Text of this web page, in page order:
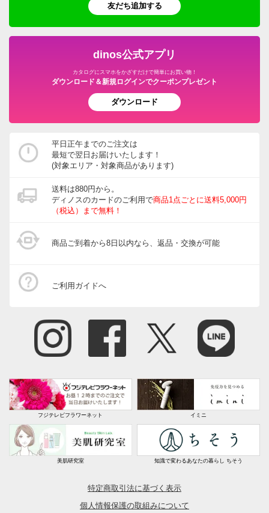
友だち追加する
dinos公式アプリ
カタログにスマホをかざすだけで簡単にお買い物！
ダウンロード＆新規ログインでクーポンプレゼント
ダウンロード
平日正午までのご注文は
最短で翌日お届けいたします！
(対象エリア・対象商品があります)
送料は880円から。
ディノスのカードのご利用で商品1点ごとに送料5,000円
（税込）まで無料！
商品ご到着から8日以内なら、返品・交換が可能
ご利用ガイドへ
フジテレビフラワーネット イミニ
美肌研究室 知識で変わるあなたの暮らし ちそう
特定商取引法に基づく表示
個人情報保護の取組みについて